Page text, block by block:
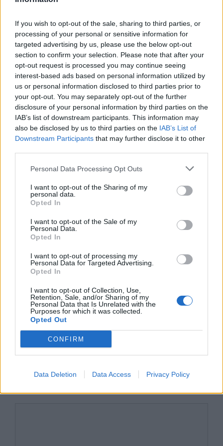
If you wish to opt-out of the sale, sharing to third parties, or
processing of your personal or sensitive information for
targeted advertising by us, please use the below opt-out
section to confirm your selection. Please note that after your
opt-out request is processed you may continue seeing
interest-based ads based on personal information utilized by
us or personal information disclosed to third parties prior to
your opt-out. You may separately opt-out of the further
disclosure of your personal information by third parties on the
IAB’s list of downstream participants. This information may
also be disclosed by us to third parties on the IAB’s List of
Downstream Participants that may further disclose it to other
Personal Data Processing Opt Outs
I want to opt-out of the Sharing of my
personal data.
Opted In
I want to opt-out of the Sale of my
Personal Data.
Opted In
I want to opt-out of processing my
Personal Data for Targeted Advertising.
Opted In
I want to opt-out of Collection, Use,
Retention, Sale, and/or Sharing of my
Personal Data that Is Unrelated with the
Purposes for which it was collected.
Opted Out
CONFIRM
Data Deletion Data Access Privacy Policy
starał się zdiagnozować problemy trapiące
społeczeństwo, Ukazał więc w swoim dziele
jego szeroki przekrój i nakreślił napięcia,
jakich dochodziło między poszczególnymi
grupami. Wszystko to odniósł do losów
swojej utraconej ojczyzny, do odzyskania
której potrzebna byłaby wspólna praca,
blokowana przez narodowe niesnaski.
Sprawdź także:
Panna Młoda (Wesele) –
charakterystyka
Żyd – charakterystyka
Chocholi taniec i jego symbolika
Kategorie
opracowania
Tagi
Wesele - opracowanie
Wesele jako dramat neoromantyczny
Ocena narodu polskiego. Chłopi a
inteligencja w Weselu